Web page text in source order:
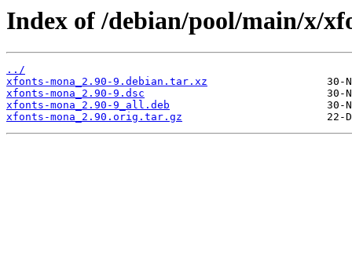
Index of /debian/pool/main/x/
../
xfonts-mona_2.90-9.debian.tar.xz
xfonts-mona_2.90-9.dsc
xfonts-mona_2.90-9_all.deb
xfonts-mona_2.90.orig.tar.gz